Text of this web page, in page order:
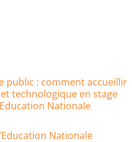
public : comment accueillir
technologique en stage
Nationale
Nationale